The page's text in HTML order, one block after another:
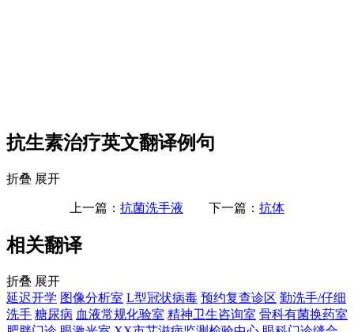
抗生素治疗英文翻译例句
折叠 展开
上一篇： 抗菌洗手液 下一篇： 抗体
相关翻译
折叠 展开
延迟开学 图像分析室 L型冠状病毒 预约复查诊区 勤洗手/仔细
洗手 糖尿病 血液常规化验室 精神卫生咨询室 骨科有菌换药室